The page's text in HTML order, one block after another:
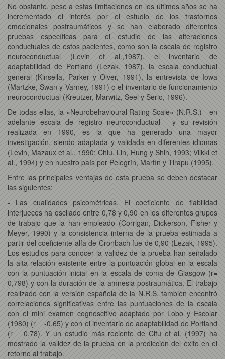
No obstante, pese a estas limitaciones en los últimos años se ha
incrementado el interés por el estudio de los trastornos
emocionales postraumáticos y se han elaborado diferentes
pruebas específicas para el estudio de las alteraciones
conductuales de estos pacientes, como son la escala de registro
neuroconductual (Levin et al.,1987), el inventario de
adaptabilidad de Portland (Lezak, 1987), la escala conductual
general (Kinsella, Parker y Olver, 1991), la entrevista de Iowa
(Martzke, Swan y Varney, 1991) o el inventario de funcionamiento
neuroconductual (Kreutzer, Marwitz, Seel y Serio, 1996).
De todas ellas, la «Neurobehavioural Rating Scale» (N.R.S.) - en
adelante escala de registro neuroconductual - y su revisión
realizada en 1990, es la que ha generado una mayor
investigación, siendo adaptada y validada en diferentes idiomas
(Levin, Mazaux et al., 1990; Chiu, Lin, Hung y Shih, 1993; Vilkki et
al., 1994) y en nuestro país por Pelegrín, Martín y Tirapu (1995).
Entre las principales ventajas de esta prueba se deben destacar
las siguientes:
- Las cualidades psicométricas. El coeficiente de fiabilidad
interjueces ha oscilado entre 0,78 y 0,90 en los diferentes grupos
de trabajo que la han empleado (Corrigan, Dickerson, Fisher y
Meyer, 1990) y la consistencia interna de la prueba estimada a
partir del coeficiente alfa de Cronbach fue de 0,90 (Lezak, 1995).
Los estudios para conocer la validez de la prueba han señalado
la alta relación existente entre la puntuación global en la escala
con la puntuación inicial en la escala de coma de Glasgow (r=
0,798) y con la duración de la amnesia postraumática. El trabajo
realizado con la versión española de la N.R.S. también encontró
correlaciones significativas entre las puntuaciones de la escala
con el mini examen cognoscitivo adaptado por Lobo y Escolar
(1980) (r = -0,65) y con el inventario de adaptabilidad de Portland
(r = 0,78). Y un estudio más reciente de Cifu et al. (1997) ha
mostrado la validez de la prueba en la predicción del éxito en el
retorno al trabajo.